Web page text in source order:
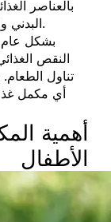
بالعناصر
البدني والعقلي وتحسين القدرة على التركيز والتعلم.
بشكل
النقص
تناول
أي مكمل
أهمية
الأطفال